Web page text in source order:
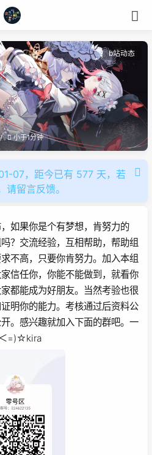
b站动态
小于1分钟
07，距今已有 577 天，若
留言反馈。
如果你是个有梦想，肯努力的
？交流经验，互相帮助，帮助组
不高，只要你肯努力。加入本组
信任你，你能不能做到，就看你
都能成为好朋友。当然考验也很
明你的能力。考核通过后资料公
。感兴趣就加入下面的群吧。一
=)☆kira